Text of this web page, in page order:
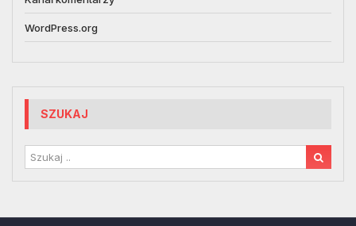
WordPress.org
SZUKAJ